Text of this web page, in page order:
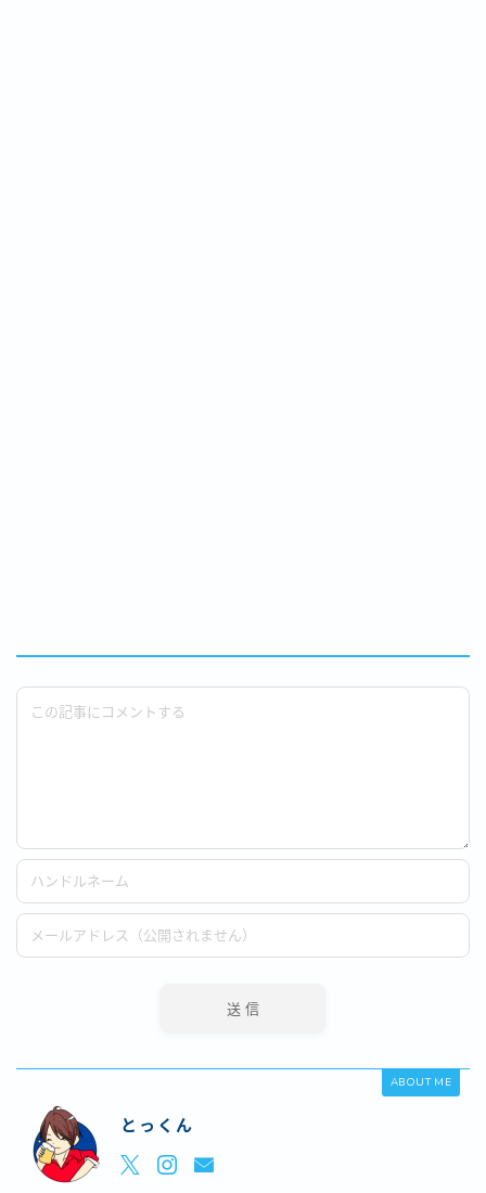
ABOUT ME
とっくん